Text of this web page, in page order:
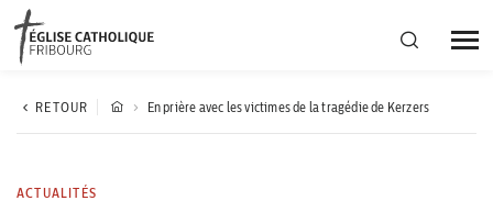
Région diocésaine
RETOUR En prière avec les victimes de la tragédie de Kerzers
ACTUALITÉS